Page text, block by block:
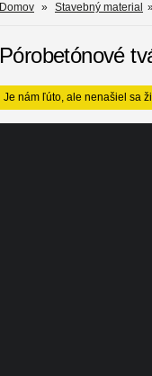
Domov » Stavebný material
Pórobetónové
Je nám ľúto, ale nenašiel sa